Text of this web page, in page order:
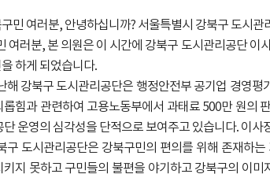
민 여러분, 안녕하십니까? 서울특별시 강북구 도시
여러분, 본 의원은 이 시간에 강북구 도시관리공단 이
하게 되었습니다.
해 강북구 도시관리공단은 행정안전부 공기업 경영평
롭힘과 관련하여 고용노동부에서 과태료 500만 원의
단 운영의 심각성을 단적으로 보여주고 있습니다. 이
구 도시관리공단은 강북구민의 편의를 위해 존재하
키지 못하고 구민들의 불편을 야기하고 강북구의 이